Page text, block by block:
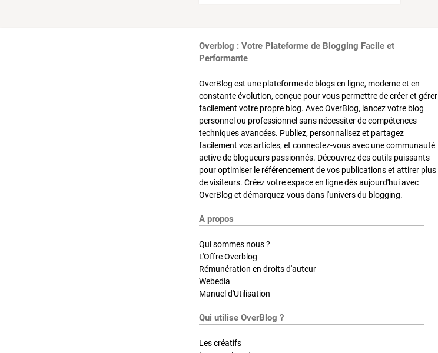
Overblog : Votre Plateforme de Blogging Facile et
Performante
OverBlog est une plateforme de blogs en ligne, moderne et en
constante évolution, conçue pour vous permettre de créer et gérer
facilement votre propre blog. Avec OverBlog, lancez votre blog
personnel ou professionnel sans nécessiter de compétences
techniques avancées. Publiez, personnalisez et partagez
facilement vos articles, et connectez-vous avec une communauté
active de blogueurs passionnés. Découvrez des outils puissants
pour optimiser le référencement de vos publications et attirer plus
de visiteurs. Créez votre espace en ligne dès aujourd'hui avec
OverBlog et démarquez-vous dans l'univers du blogging.
A propos
Qui sommes nous ?
L'Offre Overblog
Rémunération en droits d'auteur
Webedia
Manuel d'Utilisation
Qui utilise OverBlog ?
Les créatifs